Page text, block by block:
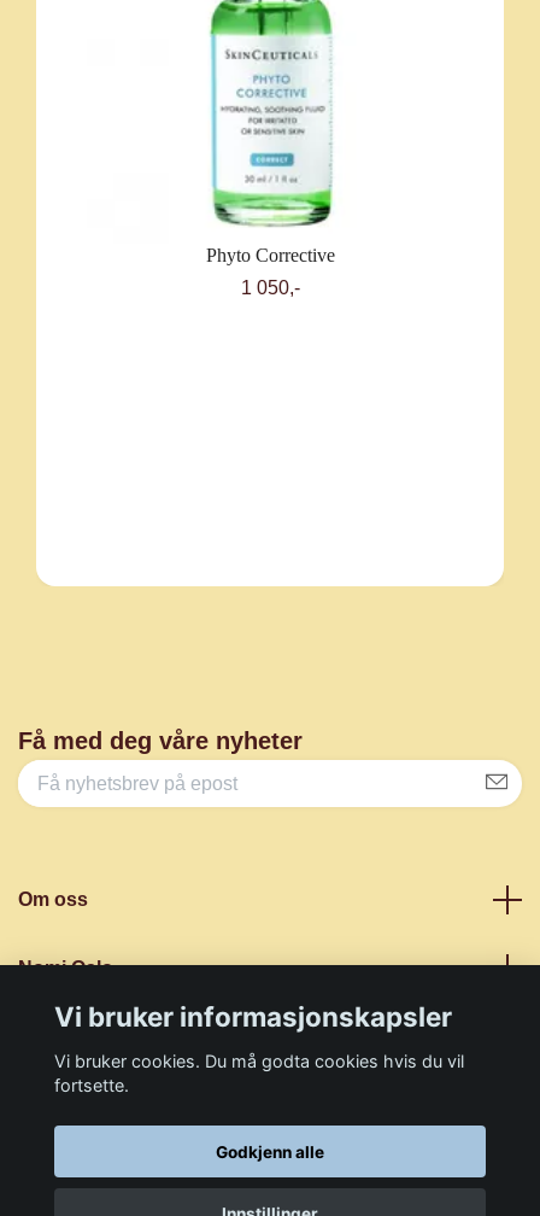
Phyto Corrective
1 050,-
Få med deg våre nyheter
Om oss
Nomi Oslo
© 2026 Nomi Shop
Vi bruker informasjonskapsler
Vi bruker cookies. Du må godta cookies hvis du vil
fortsette.
Godkjenn alle